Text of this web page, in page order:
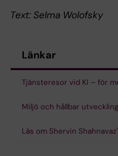
Text: Selma Wolofsky
Länkar
Tjänsteresor vid KI – för
Miljö och hållbar
Läs om Shervin